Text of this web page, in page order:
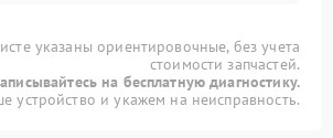
указаны ориентировочные, без учета
стоимости запчастей.
на бесплатную диагностику.
устройство и укажем на неисправность.